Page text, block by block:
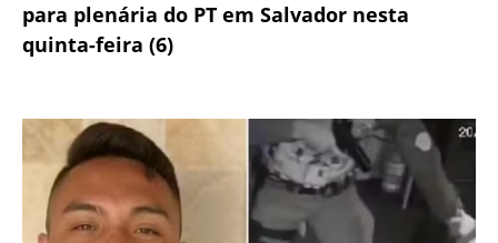
para plenária do PT em Salvador nesta
quinta-feira (6)